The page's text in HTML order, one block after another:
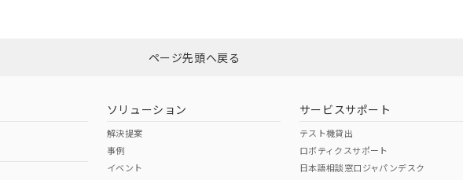
ページ先頭へ戻る
ソリューション
解決提案
事例
イベント
サービスサポート
テスト機貸出
ロボティクスサポート
日本語相談窓口ジャパンデスク